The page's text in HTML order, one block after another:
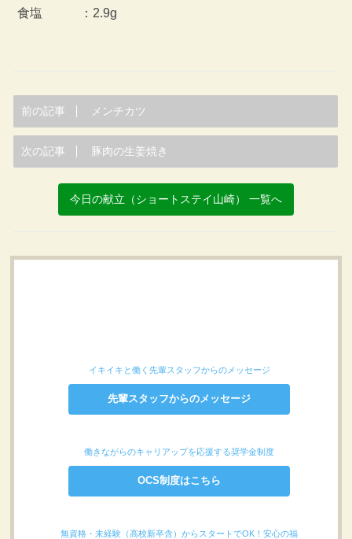
食塩 ：2.9g
前の記事 メンチカツ
次の記事 豚肉の生姜焼き
今日の献立（ショートステイ山崎） 一覧へ
イキイキと働く先輩スタッフからのメッセージ
先輩スタッフからのメッセージ
働きながらのキャリアップを応援する奨学金制度
OCS制度はこちら
無資格・未経験（高校新卒含）からスタートでOK！安心の福